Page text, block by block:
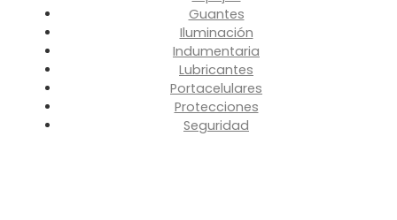
Guantes
Iluminación
Indumentaria
Lubricantes
Portacelulares
Protecciones
Seguridad